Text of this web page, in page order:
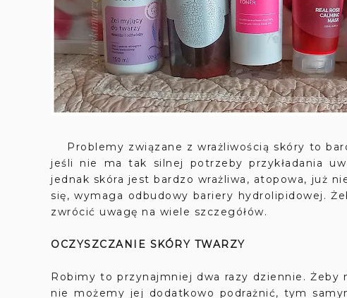
Problemy związane z wrażliwością skóry to
jeśli nie ma tak silnej potrzeby przykładania
jednak skóra jest bardzo wrażliwa, atopowa, już
się, wymaga odbudowy bariery hydrolipidowej.
zwrócić uwagę na wiele szczegółów.
OCZYSZCZANIE SKÓRY TWARZY
Robimy to przynajmniej dwa razy dziennie. Żeby
nie możemy jej dodatkowo podrażnić, tym